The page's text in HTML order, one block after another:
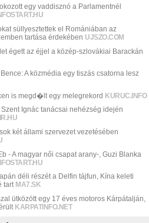
egy vaddisznó a Parlamentnél
süllyesztettek el Romániában az
tartása érdekében UJSZO.COM
égett az éjjel a közép-szlovákiai Barackán
A közmédia egy tiszás csatorna lesz
is megd�lt egy melegrekord KURUC.INFO
Szent Ignác tanácsai nehézség idején
két állami szervezet vezetésében
- A magyar női csapat arany-, Guzi Blanka
déli részét a Delfin tájfun, Kína keleti
tart MA7.SK
ütközött egy 17 éves motoros Kárpátalján,
KARPATINFO.NET